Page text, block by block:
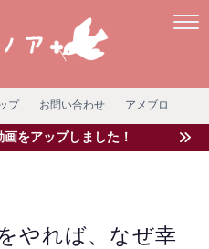
プ お問い合わせ アメブロ
をアップしました！
やれば、なぜ幸